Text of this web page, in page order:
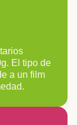
El tipo de
a un film